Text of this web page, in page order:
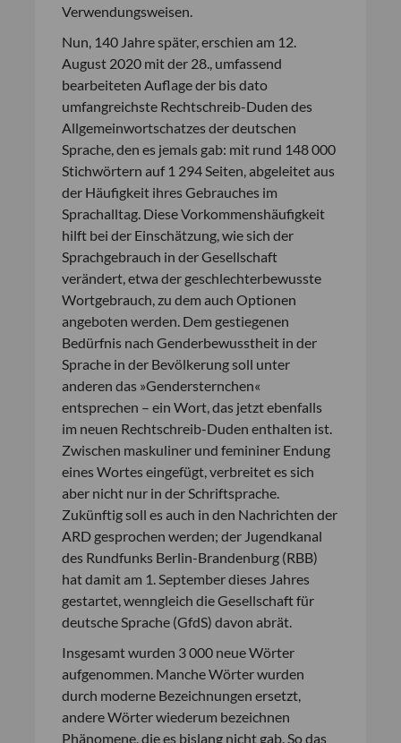
Verwendungsweisen.
Nun, 140 Jahre später, erschien am 12.
August 2020 mit der 28., umfassend
bearbeiteten Auflage der bis dato
umfangreichste Rechtschreib-Duden des
Allgemeinwortschatzes der deutschen
Sprache, den es jemals gab: mit rund 148 000
Stichwörtern auf 1 294 Seiten, abgeleitet aus
der Häufigkeit ihres Gebrauches im
Sprachalltag. Diese Vorkommenshäufigkeit
hilft bei der Einschätzung, wie sich der
Sprachgebrauch in der Gesellschaft
verändert, etwa der geschlechterbewusste
Wortgebrauch, zu dem auch Optionen
angeboten werden. Dem gestiegenen
Bedürfnis nach Genderbewusstheit in der
Sprache in der Bevölkerung soll unter
anderen das »Gendersternchen«
entsprechen – ein Wort, das jetzt ebenfalls
im neuen Rechtschreib-Duden enthalten ist.
Zwischen maskuliner und femininer Endung
eines Wortes eingefügt, verbreitet es sich
aber nicht nur in der Schriftsprache.
Zukünftig soll es auch in den Nachrichten der
ARD gesprochen werden; der Jugendkanal
des Rundfunks Berlin-Brandenburg (RBB)
hat damit am 1. September dieses Jahres
gestartet, wenngleich die Gesellschaft für
deutsche Sprache (GfdS) davon abrät.
Insgesamt wurden 3 000 neue Wörter
aufgenommen. Manche Wörter wurden
durch moderne Bezeichnungen ersetzt,
andere Wörter wiederum bezeichnen
Phänomene, die es bislang nicht gab. So das